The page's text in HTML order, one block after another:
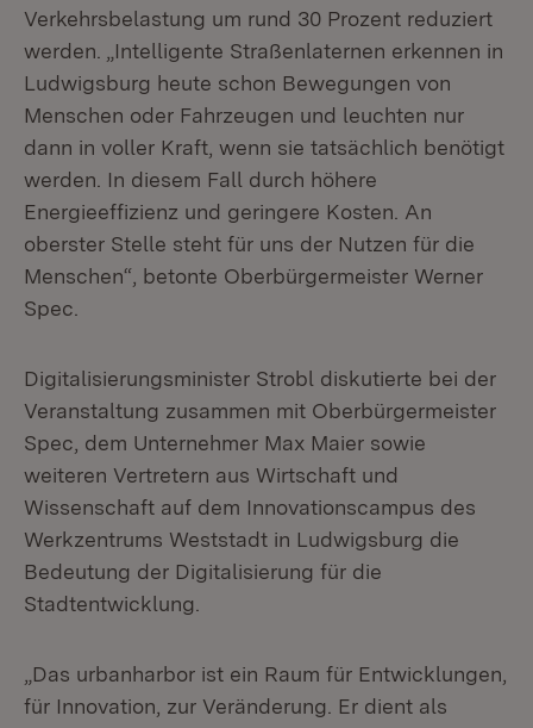
Verkehrsbelastung um rund 30 Prozent reduziert
werden. „Intelligente Straßenlaternen erkennen in
Ludwigsburg heute schon Bewegungen von
Menschen oder Fahrzeugen und leuchten nur
dann in voller Kraft, wenn sie tatsächlich benötigt
werden. In diesem Fall durch höhere
Energieeffizienz und geringere Kosten. An
oberster Stelle steht für uns der Nutzen für die
Menschen“, betonte Oberbürgermeister Werner
Spec.
Digitalisierungsminister Strobl diskutierte bei der
Veranstaltung zusammen mit Oberbürgermeister
Spec, dem Unternehmer Max Maier sowie
weiteren Vertretern aus Wirtschaft und
Wissenschaft auf dem Innovationscampus des
Werkzentrums Weststadt in Ludwigsburg die
Bedeutung der Digitalisierung für die
Stadtentwicklung.
„Das urbanharbor ist ein Raum für Entwicklungen,
für Innovation, zur Veränderung. Er dient als